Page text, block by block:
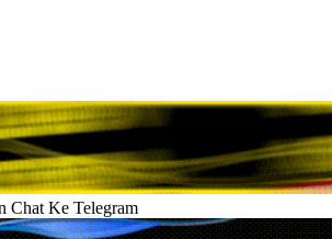
Chat Ke Telegram